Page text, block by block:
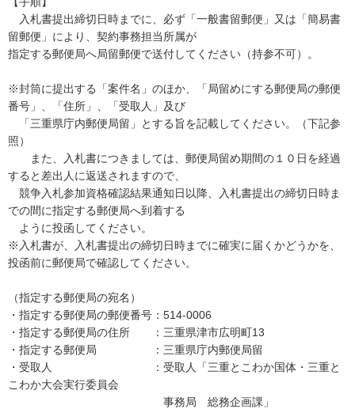
入札書提出締切日時までに、必ず「一般書留郵便」又は「簡易書
留郵便」により、契約事務担当所属が
指定する郵便局へ局留郵便で送付してください（持参不可）。
※封筒に提出する「案件名」のほか、「局留めにする郵便局の郵便
番号」、「住所」、「受取人」及び
「三重県庁内郵便局留」とする旨を記載してください。（下記参
照）
また、入札書につきましては、郵便局留め期間の１０日を経過
すると差出人に返送されますので、
競争入札参加資格確認結果通知日以降、入札書提出の締切日時ま
での間に指定する郵便局へ到着する
ように投函してください。
※入札書が、入札書提出の締切日時までに確実に届くかどうかを、
投函前に郵便局で確認してください。
（指定する郵便局の宛名）
・指定する郵便局の郵便番号：514-0006
・指定する郵便局の住所 ：三重県津市広明町13
・指定する郵便局 ：三重県庁内郵便局留
・受取人 ：受取人「三重とこわか国体・三重と
こわか大会実行委員会
事務局 総務企画課」